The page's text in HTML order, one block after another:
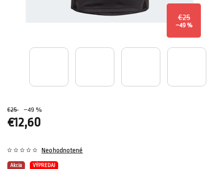
€25
–49 %
€25 –49 %
€12,60
Akcia VÝPREDAJ
Neohodnotené